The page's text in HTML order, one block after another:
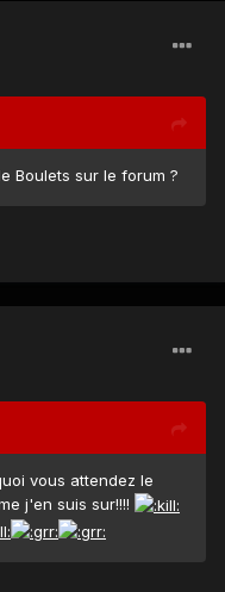
Boulets sur le forum ?
vous attendez le
j'en suis sur!!!!